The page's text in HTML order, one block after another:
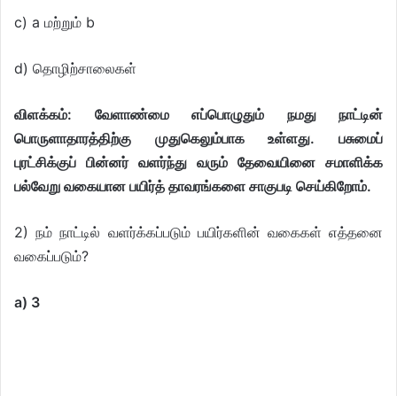
c) a மற்றும் b
d) தொழிற்சாலைகள்
விளக்கம்: வேளாண்மை எப்பொழுதும் நமது நாட்டின்
பொருளாதாரத்திற்கு முதுகெலும்பாக உள்ளது. பசுமைப்
புரட்சிக்குப் பின்னர் வளர்ந்து வரும் தேவையினை சமாளிக்க
பல்வேறு வகையான பயிர்த் தாவரங்களை சாகுபடி செய்கிறோம்.
2) நம் நாட்டில் வளர்க்கப்படும் பயிர்களின் வகைகள் எத்தனை
வகைப்படும்?
a) 3